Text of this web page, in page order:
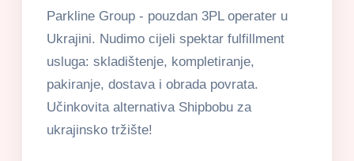
Parkline Group - pouzdan 3PL operater u
Ukrajini. Nudimo cijeli spektar fulfillment
usluga: skladištenje, kompletiranje,
pakiranje, dostava i obrada povrata.
Učinkovita alternativa Shipbobu za
ukrajinsko tržište!